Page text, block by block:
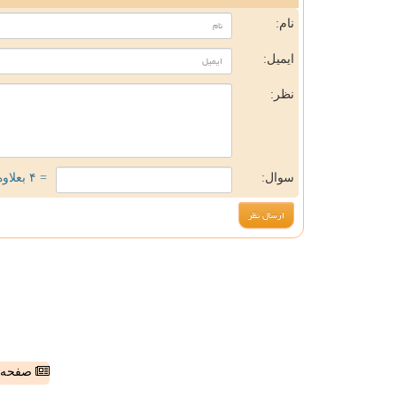
نام:
ایمیل:
نظر:
سوال: = ۴ بعلاوه ۳
صفحه